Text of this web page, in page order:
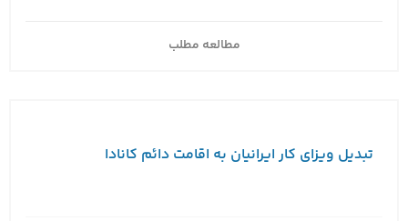
مطالعه مطلب
تبدیل ویزای کار ایرانیان به اقامت دائم کانادا